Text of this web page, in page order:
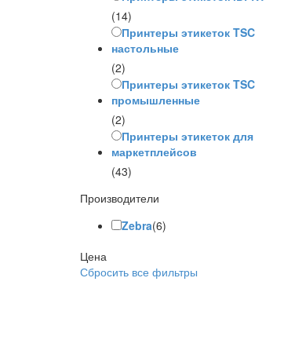
(14)
Принтеры этикеток TSC
настольные
(2)
Принтеры этикеток TSC
промышленные
(2)
Принтеры этикеток для
маркетплейсов
(43)
Производители
Zebra(6)
Цена
Сбросить все фильтры